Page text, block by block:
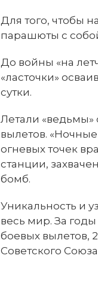
Для того, чтобы
парашюты с
До войны «на
«ласточки»
сутки.
Летали «ведьмы»
вылетов.
огневых точек
станции,
бомб.
Уникальность и
весь мир. За
боевых вылетов,
Советского